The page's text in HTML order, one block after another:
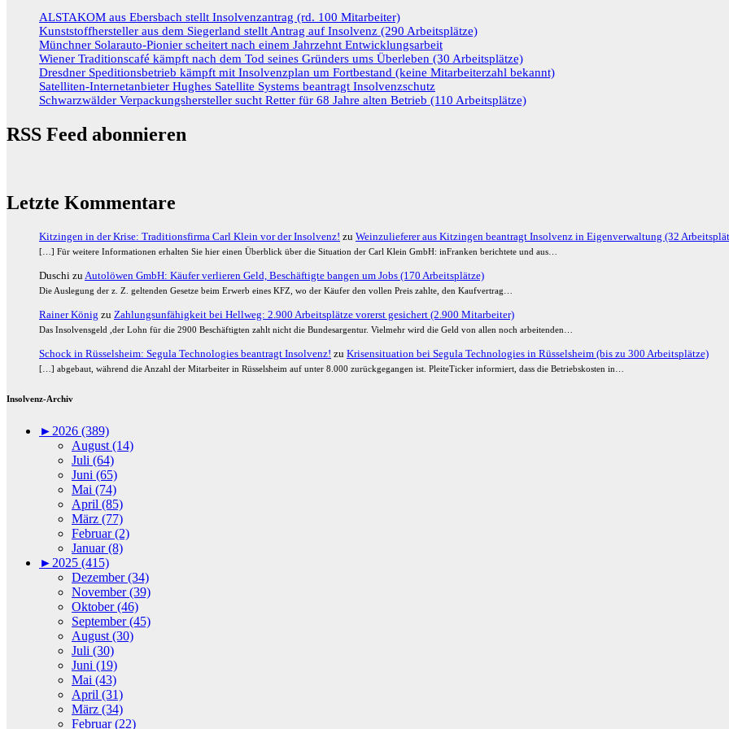
ALSTAKOM aus Ebersbach stellt Insolvenzantrag (rd. 100 Mitarbeiter)
Kunststoffhersteller aus dem Siegerland stellt Antrag auf Insolvenz (290 Arbeitsplätze)
Münchner Solarauto-Pionier scheitert nach einem Jahrzehnt Entwicklungsarbeit
Wiener Traditionscafé kämpft nach dem Tod seines Gründers ums Überleben (30 Arbeitsplätze)
Dresdner Speditionsbetrieb kämpft mit Insolvenzplan um Fortbestand (keine Mitarbeiterzahl bekannt)
Satelliten-Internetanbieter Hughes Satellite Systems beantragt Insolvenzschutz
Schwarzwälder Verpackungshersteller sucht Retter für 68 Jahre alten Betrieb (110 Arbeitsplätze)
RSS Feed abonnieren
Letzte Kommentare
Kitzingen in der Krise: Traditionsfirma Carl Klein vor der Insolvenz! zu Weinzulieferer aus Kitzingen beantragt Insolvenz in Eigenverwaltung (32
[…] Für weitere Informationen erhalten Sie hier einen Überblick über die Situation der Carl Klein GmbH: inFranken berichtete und aus…
Duschi zuAutolöwen GmbH: Käufer verlieren Geld, Beschäftigte bangen um Jobs (170 Arbeitsplätze)
Die Auslegung der z. Z. geltenden Gesetze beim Erwerb eines KFZ, wo der Käufer den vollen Preis zahlte, den Kaufvertrag…
Rainer König zu Zahlungsunfähigkeit bei Hellweg: 2.900 Arbeitsplätze vorerst gesichert (2.900 Mitarbeiter)
Das Insolvensgeld ,der Lohn für die 2900 Beschäftigten zahlt nicht die Bundesargentur. Vielmehr wird die Geld von allen noch arbeitenden…
Schock in Rüsselsheim: Segula Technologies beantragt Insolvenz! zu Krisensituation bei Segula Technologies in Rüsselsheim (bis zu 300 Arbeitsplätze)
[…] abgebaut, während die Anzahl der Mitarbeiter in Rüsselsheim auf unter 8.000 zurückgegangen ist. PleiteTicker informiert, dass die Betriebskosten in…
Insolvenz-Archiv
► 2026 (389)
August (14)
Juli (64)
Juni (65)
Mai (74)
April (85)
März (77)
Februar (2)
Januar (8)
► 2025 (415)
Dezember (34)
November (39)
Oktober (46)
September (45)
August (30)
Juli (30)
Juni (19)
Mai (43)
April (31)
März (34)
Februar (22)